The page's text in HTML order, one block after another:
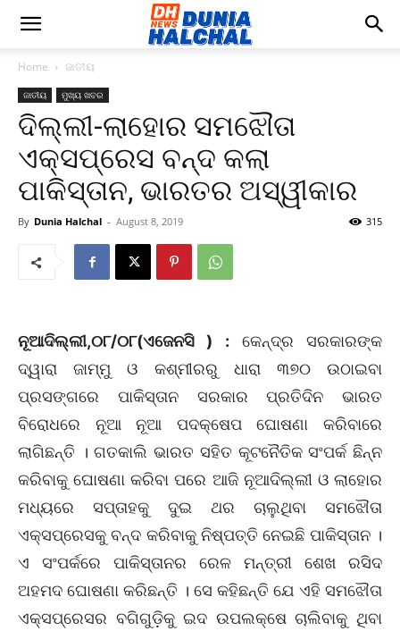
Home ଜାତୀୟ
ଜାତୀୟ ମୁଖ୍ୟ ଖବର
ଦିଲ୍ଲୀ-ଲାହୋର ସମଝୌତା
ଏକ୍ସପ୍ରେସ ବନ୍ଦ କଲା
ପାକିସ୍ତାନ, ଭାରତର ଅସ୍ୱୀକାର
By Dunia Halchal - August 8, 2019 315
ନୂଆଦିଲ୍ଲୀ,୦୮/୦୮(ଏଜେନସି ) : କେନ୍ଦ୍ର ସରକାରଙ୍କ
ଦ୍ୱାରା ଜାମ୍ମୁ ଓ କଶ୍ମୀରରୁ ଧାରା ୩୭୦ ଉଠାଇବା
ପ୍ରସଙ୍ଗରେ ପାକିସ୍ତାନ ସରକାର ପ୍ରତିଦିନ ଭାରତ
ବିରୋଧରେ ନୂଆ ନୂଆ ପଦକ୍ଷେପ ଘୋଷଣା କରିବାରେ
ଲାଗିଛନ୍ତି । ଗତକାଲି ଭାରତ ସହିତ କୂଟନୈତିକ ସଂପର୍କ ଛିନ୍ନ
କରିବାକୁ ଘୋଷଣା କରିବା ପରେ ଆଜି ନୂଆଦିଲ୍ଲୀ ଓ ଲାହୋର
ମଧ୍ୟରେ ସପ୍ତାହକୁ ଦୁଇ ଥର ଚାଲୁଥିବା ସମଝୌତା
ଏକ୍ସପ୍ରେସକୁ ବନ୍ଦ କରିବାକୁ ନିଷ୍ପତ୍ତି ନେଇଛି ପାକିସ୍ତାନ ।
ଏ ସଂପର୍କରେ ପାକିସ୍ତାନର ରେଳ ମନ୍ତ୍ରୀ ଶେଖ ରସିଦ
ଅହମଦ ଘୋଷଣା କରିଛନ୍ତି । ସେ କହିଛନ୍ତି ଯେ ଏହି ସମଝୌତା
ଏକ୍ସପ୍ରେସର ବଗିଗୁଡ଼ିକୁ ଇଦ ଉପଲକ୍ଷେ ଚାଲିବାକୁ ଥିବା